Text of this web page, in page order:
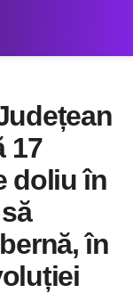
17
doliu în
în